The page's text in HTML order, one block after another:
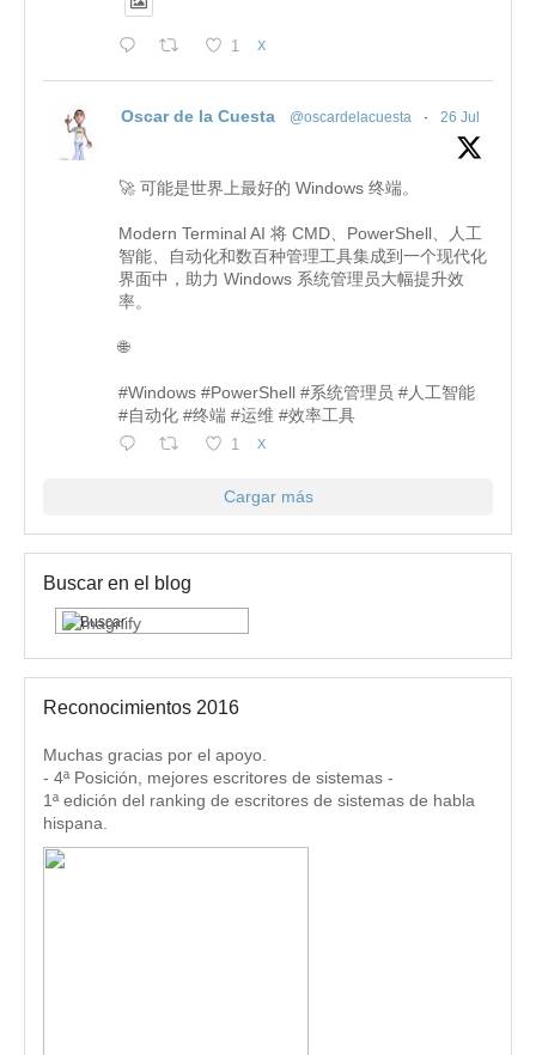
1 X
Oscar de la Cuesta @oscardelacuesta · 26 Jul
🚀 可能是世界上最好的 Windows 终端。
Modern Terminal AI 将 CMD、PowerShell、人工
智能、自动化和数百种管理工具集成到一个现代化
界面中，助力 Windows 系统管理员大幅提升效
率。
🌐
#Windows #PowerShell #系统管理员 #人工智能
#自动化 #终端 #运维 #效率工具
1 X
Cargar más
Buscar en el blog
Reconocimientos 2016
Muchas gracias por el apoyo.
- 4ª Posición, mejores escritores de sistemas -
1ª edición del ranking de escritores de sistemas de habla
hispana.